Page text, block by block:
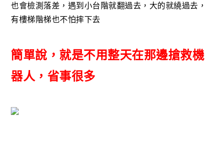
也會檢測落差，遇到小台階就翻過去，大的就繞過去，
有樓梯階梯也不怕摔下去
簡單說，就是不用整天在那邊搶救機
器人，省事很多